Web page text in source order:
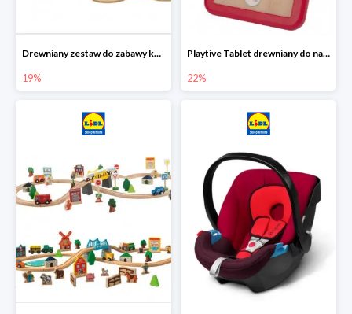
Drewniany zestaw do zabawy kolejką - farma i wiadukt
19%
Playtive Tablet drewniany do nauki, interaktywny
22%